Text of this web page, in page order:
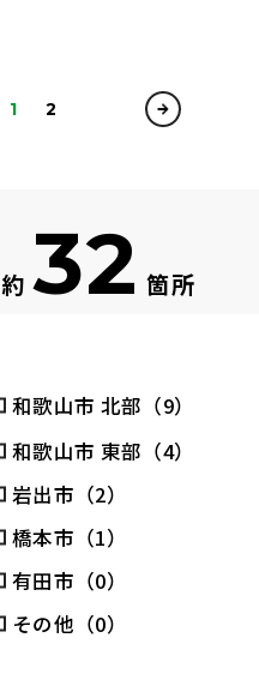
1 2
約32 箇所
和歌山市 北部（9）
和歌山市 東部（4）
岩出市（2）
橋本市（1）
有田市（0）
その他（0）